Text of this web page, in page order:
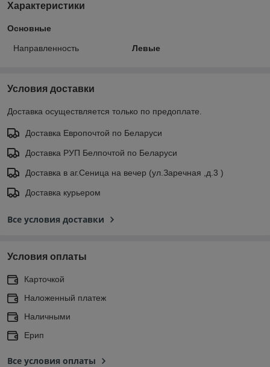
Характеристики
Основные
Направленность Левые
Условия доставки
Доставка осуществляется только по предоплате.
Доставка Европочтой по Беларуси
Доставка РУП Белпочтой по Беларуси
Доставка в аг.Сеница на вечер (ул.Заречная ,д.3 )
Доставка курьером
Все условия доставки
Условия оплаты
Карточкой
Наложенный платеж
Наличными
Ерип
Все условия оплаты